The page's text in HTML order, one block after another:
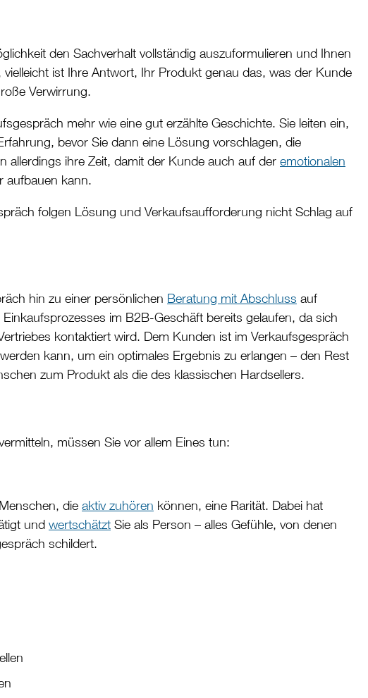
den Sachverhalt vollständig auszuformulieren und Ihnen
vielleicht ist Ihre Antwort, Ihr Produkt genau das, was der Kunde
Verwirrung.
mehr wie eine gut erzählte Geschichte. Sie leiten ein,
bevor Sie dann eine Lösung vorschlagen, die
allerdings ihre Zeit, damit der Kunde auch auf der emotionalen
aufbauen kann.
folgen Lösung und Verkaufsaufforderung nicht Schlag auf
hin zu einer persönlichen Beratung mit Abschluss auf
im B2B-Geschäft bereits gelaufen, da sich
kontaktiert wird. Dem Kunden ist im Verkaufsgespräch
kann, um ein optimales Ergebnis zu erlangen – den Rest
zum Produkt als die des klassischen Hardsellers.
müssen Sie vor allem Eines tun:
die aktiv zuhören können, eine Rarität. Dabei hat
und wertschätzt Sie als Person – alles Gefühle, von denen
schildert.